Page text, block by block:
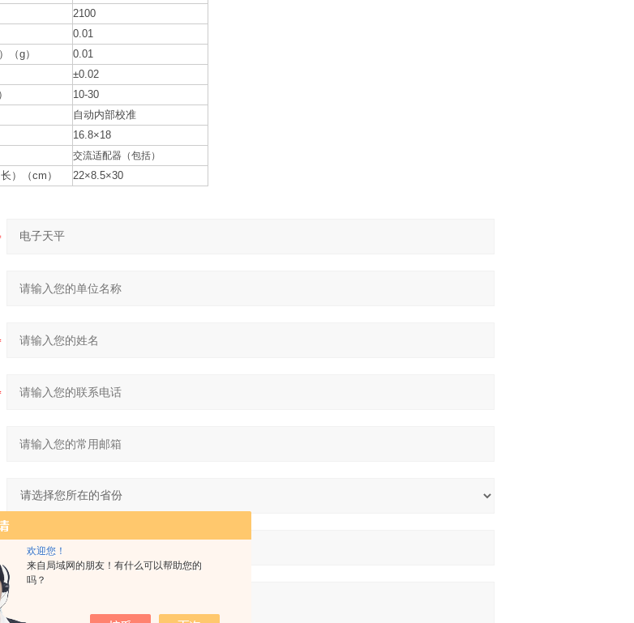
欢迎您！
来自局域网的朋友！有什么可以帮助您的
吗？
2100
0.01
（g）
0.01
±0.02
）
10-30
自动内部校准
16.8×18
交流适配器（包括）
长）（cm ） 22×8.5×30